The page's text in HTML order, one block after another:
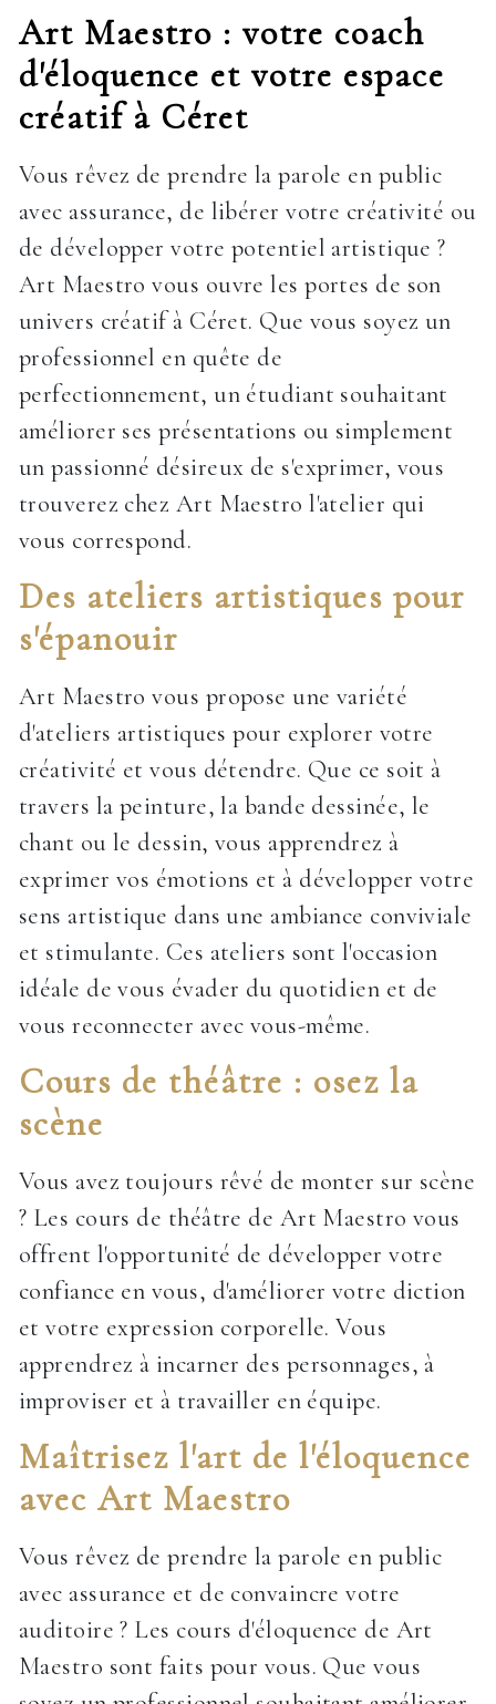
Art Maestro : votre coach
d'éloquence et votre espace
créatif à Céret
Vous rêvez de prendre la parole en public
avec assurance, de libérer votre créativité ou
de développer votre potentiel artistique ?
Art Maestro vous ouvre les portes de son
univers créatif à Céret. Que vous soyez un
professionnel en quête de
perfectionnement, un étudiant souhaitant
améliorer ses présentations ou simplement
un passionné désireux de s'exprimer, vous
trouverez chez Art Maestro l'atelier qui
vous correspond.
Des ateliers artistiques pour
s'épanouir
Art Maestro vous propose une variété
d'ateliers artistiques pour explorer votre
créativité et vous détendre. Que ce soit à
travers la peinture, la bande dessinée, le
chant ou le dessin, vous apprendrez à
exprimer vos émotions et à développer votre
sens artistique dans une ambiance conviviale
et stimulante. Ces ateliers sont l'occasion
idéale de vous évader du quotidien et de
vous reconnecter avec vous-même.
Cours de théâtre : osez la
scène
Vous avez toujours rêvé de monter sur scène
? Les cours de théâtre de Art Maestro vous
offrent l'opportunité de développer votre
confiance en vous, d'améliorer votre diction
et votre expression corporelle. Vous
apprendrez à incarner des personnages, à
improviser et à travailler en équipe.
Maîtrisez l'art de l'éloquence
avec Art Maestro
Vous rêvez de prendre la parole en public
avec assurance et de convaincre votre
auditoire ? Les cours d'éloquence de Art
Maestro sont faits pour vous. Que vous